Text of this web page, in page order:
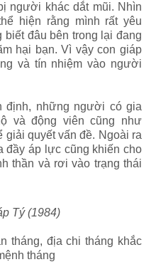
người khác dắt mũi. Nhìn
hiện rằng mình rất yêu
đâu bên trong lại đang
hại bạn. Vì vậy con giáp
và tín nhiệm vào người
định, những người có gia
và động viên cũng như
quyết vấn đề. Ngoài ra
đầy áp lực cũng khiến cho
thần và rơi vào trạng thái
Tý (1984)
tháng, địa chi tháng khắc
tháng